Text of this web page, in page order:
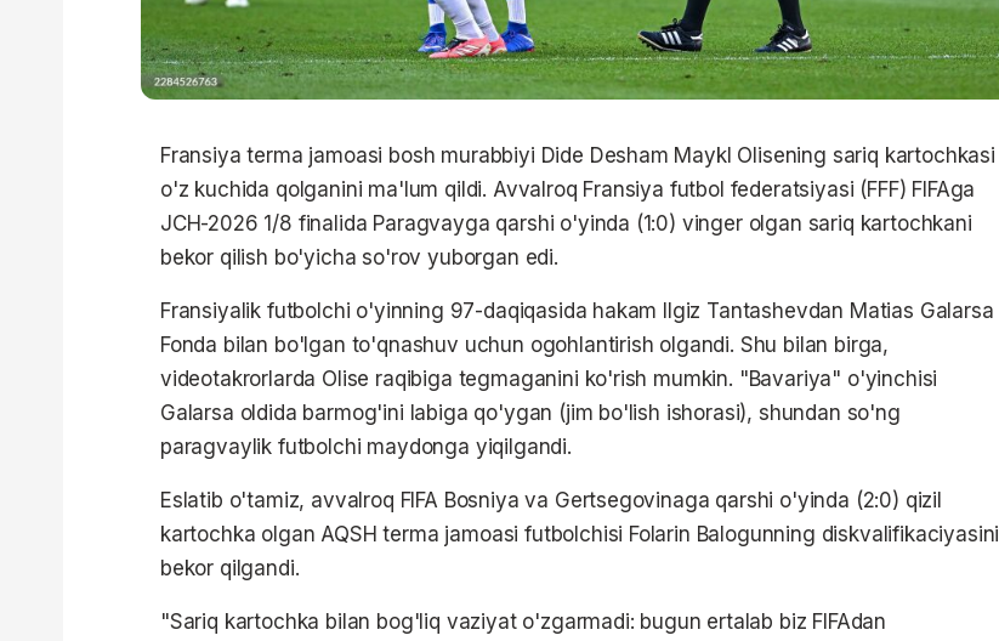
Fransiya terma jamoasi bosh murabbiyi Dide Desham Maykl Olisening sariq kartochkasi
o'z kuchida qolganini ma'lum qildi. Avvalroq Fransiya futbol federatsiyasi (FFF) FIFAga
JCH-2026 1/8 finalida Paragvayga qarshi o'yinda (1:0) vinger olgan sariq kartochkani
bekor qilish bo'yicha so'rov yuborgan edi.
Fransiyalik futbolchi o'yinning 97-daqiqasida hakam Ilgiz Tantashevdan Matias Galarsa
Fonda bilan bo'lgan to'qnashuv uchun ogohlantirish olgandi. Shu bilan birga,
videotakrorlarda Olise raqibiga tegmaganini ko'rish mumkin. "Bavariya" o'yinchisi
Galarsa oldida barmog'ini labiga qo'ygan (jim bo'lish ishorasi), shundan so'ng
paragvaylik futbolchi maydonga yiqilgandi.
Eslatib o'tamiz, avvalroq FIFA Bosniya va Gertsegovinaga qarshi o'yinda (2:0) qizil
kartochka olgan AQSH terma jamoasi futbolchisi Folarin Balogunning diskvalifikaciyasini
bekor qilgandi.
"Sariq kartochka bilan bog'liq vaziyat o'zgarmadi: bugun ertalab biz FIFAdan